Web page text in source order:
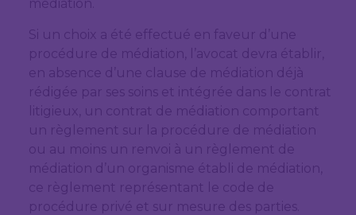
médiation.
Si un choix a été effectué en faveur d’une
procédure de médiation, l’avocat devra établir,
en absence d’une clause de médiation déjà
rédigée par ses soins et intégrée dans le contrat
litigieux, un contrat de médiation comportant
un règlement sur la procédure de médiation
ou au moins un renvoi à un règlement de
médiation d’un organisme établi de médiation,
ce règlement représentant le code de
procédure privé et sur mesure des parties.